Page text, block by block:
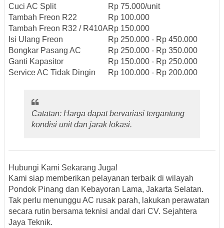
Cuci AC Split
Rp 75.000/unit
Tambah Freon R22
Rp 100.000
Tambah Freon R32 / R410ARp 150.000
Isi Ulang Freon
Rp 250.000 - Rp 450.000
Bongkar Pasang AC
Rp 250.000 - Rp 350.000
Ganti Kapasitor
Rp 150.000 - Rp 250.000
Service AC Tidak Dingin
Rp 100.000 - Rp 200.000
Catatan: Harga dapat bervariasi tergantung
kondisi unit dan jarak lokasi.
Hubungi Kami Sekarang Juga!
Kami siap memberikan pelayanan terbaik di wilayah
Pondok Pinang dan Kebayoran Lama, Jakarta Selatan.
Tak perlu menunggu AC rusak parah, lakukan perawatan
secara rutin bersama teknisi andal dari CV. Sejahtera
Jaya Teknik.